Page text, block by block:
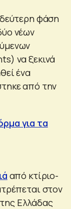
δεύτερη φάση
νέων
να ξεκινά
ένα
από την
για τα
από κτίριο-
στον
Ελλάδας